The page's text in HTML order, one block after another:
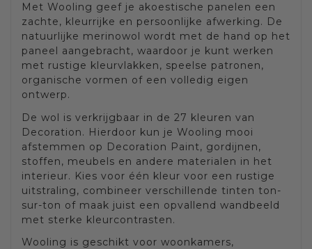
Met Wooling geef je akoestische panelen een
zachte, kleurrijke en persoonlijke afwerking. De
natuurlijke merinowol wordt met de hand op het
paneel aangebracht, waardoor je kunt werken
met rustige kleurvlakken, speelse patronen,
organische vormen of een volledig eigen
ontwerp.
De wol is verkrijgbaar in de 27 kleuren van
Decoration. Hierdoor kun je Wooling mooi
afstemmen op Decoration Paint, gordijnen,
stoffen, meubels en andere materialen in het
interieur. Kies voor één kleur voor een rustige
uitstraling, combineer verschillende tinten ton-
sur-ton of maak juist een opvallend wandbeeld
met sterke kleurcontrasten.
Wooling is geschikt voor woonkamers,